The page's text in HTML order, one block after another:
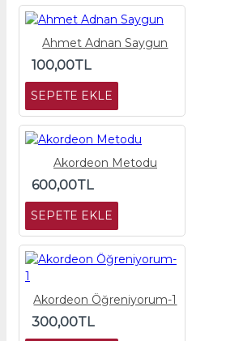
Ahmet Adnan Saygun
100,00TL
SEPETE EKLE
Akordeon Metodu
600,00TL
SEPETE EKLE
Akordeon Öğreniyorum-1
300,00TL